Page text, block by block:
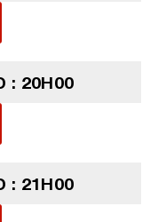
: 20H00
: 21H00